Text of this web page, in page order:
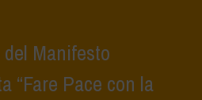
Manifesto
“Fare Pace con la